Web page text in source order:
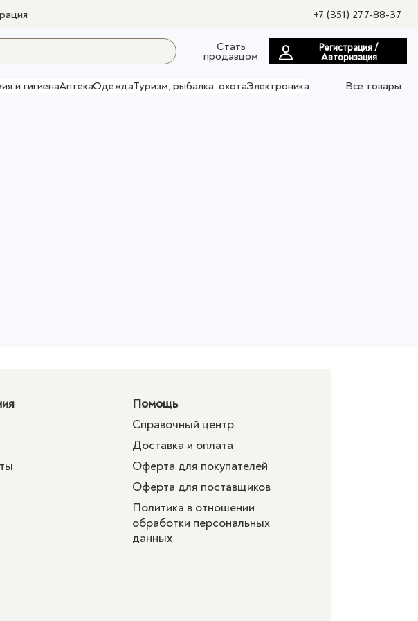
+7 (351) 277-88-37
Стать
продавцом
Регистрация /
Авторизация
и гигиенаАптекаОдеждаТуризм, рыбалка, охотаЭлектроника
Все товары
Помощь
Справочный центр
Доставка и оплата
Оферта для покупателей
Оферта для поставщиков
Политика в отношении
обработки персональных
данных